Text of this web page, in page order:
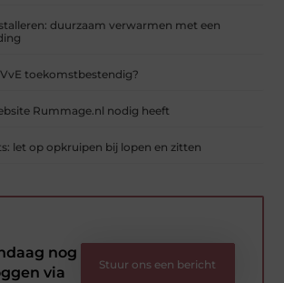
duurzaam verwarmen met een
toekomstbestendig?
Rummage.nl nodig heeft
let op opkruipen bij lopen en zitten
nog
via
Stuur ons een bericht